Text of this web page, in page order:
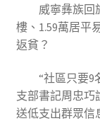
威寧彝族回
樓、1.59萬居平
返貧？
“社區只要9
支部書記周忠巧
送低支出群眾信